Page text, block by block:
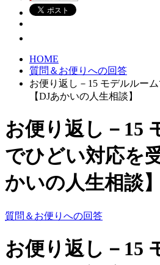
HOME
質問＆お便りへの回答
お便り返し－15 モデルルー
【DJあかいの人生相談】
お便り返し－15
でひどい対応を
かいの人生相談】
質問＆お便りへの回答
お便り返し－15